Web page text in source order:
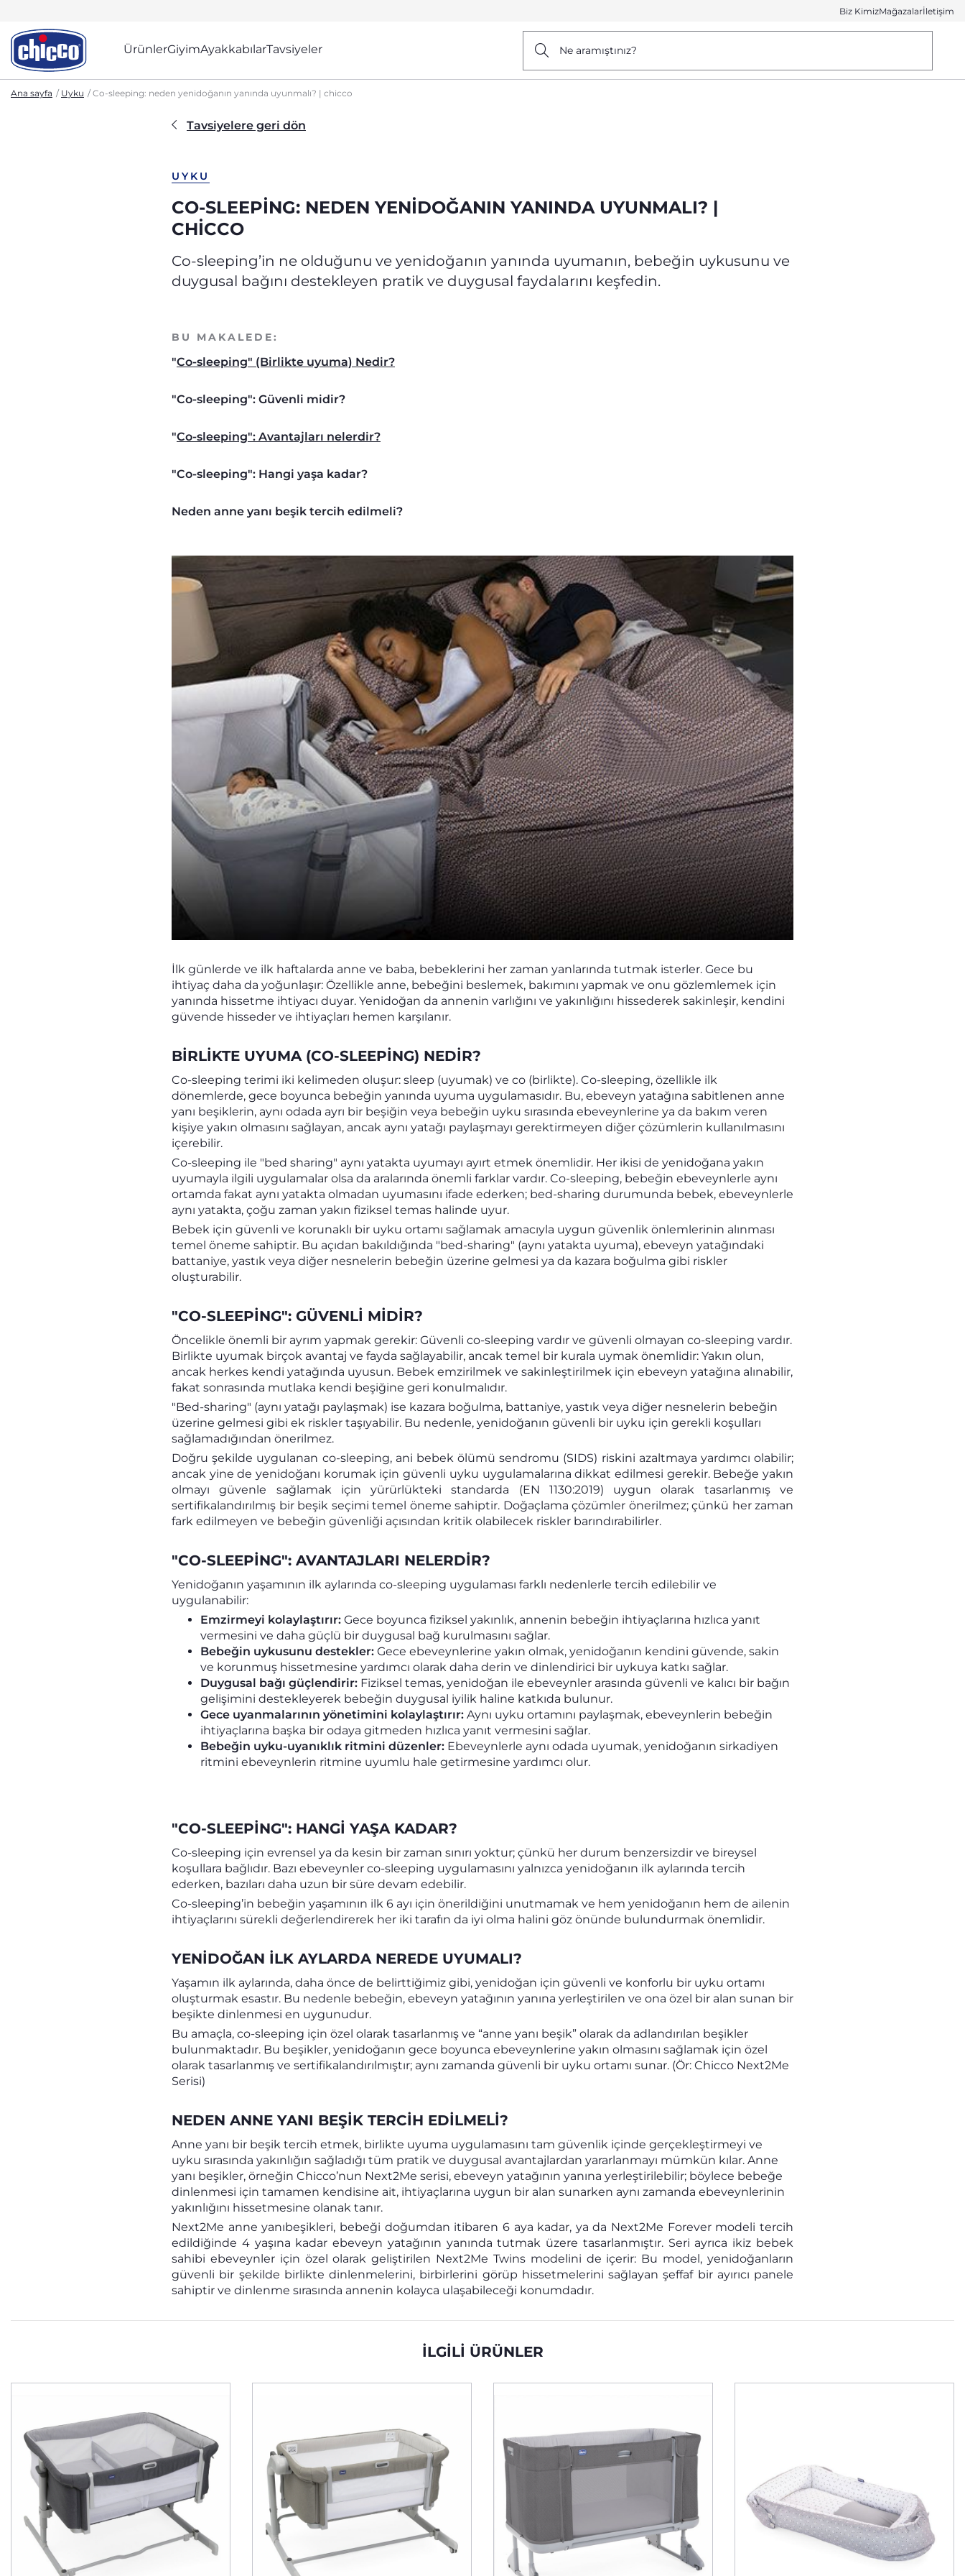
Biz KimizMağazalarİletişim
ÜrünlerGiyimAyakkabılarTavsiyeler Ne aramıştınız?
Ana sayfa Uyku Co-sleeping: neden yenidoğanın yanında uyunmalı? | chicco
Tavsiyelere geri dön
UYKU
CO-SLEEPING: NEDEN YENIDOĞANIN YANINDA UYUNMALI? |
CHICCO
Co-sleeping’in ne olduğunu ve yenidoğanın yanında uyumanın, bebeğin uykusunu ve
duygusal bağını destekleyen pratik ve duygusal faydalarını keşfedin.
BU MAKALEDE:
"Co-sleeping" (Birlikte uyuma) Nedir?
"Co-sleeping": Güvenli midir?
"Co-sleeping": Avantajları nelerdir?
"Co-sleeping": Hangi yaşa kadar?
Neden anne yanı beşik tercih edilmeli?
İlk günlerde ve ilk haftalarda anne ve baba, bebeklerini her zaman yanlarında tutmak isterler. Gece bu
ihtiyaç daha da yoğunlaşır: Özellikle anne, bebeğini beslemek, bakımını yapmak ve onu gözlemlemek için
yanında hissetme ihtiyacı duyar. Yenidoğan da annenin varlığını ve yakınlığını hissederek sakinleşir, kendini
güvende hisseder ve ihtiyaçları hemen karşılanır.
BIRLIKTE UYUMA (CO-SLEEPING) NEDIR?
Co-sleeping terimi iki kelimeden oluşur: sleep (uyumak) ve co (birlikte). Co-sleeping, özellikle ilk
dönemlerde, gece boyunca bebeğin yanında uyuma uygulamasıdır. Bu, ebeveyn yatağına sabitlenen anne
yanı beşiklerin, aynı odada ayrı bir beşiğin veya bebeğin uyku sırasında ebeveynlerine ya da bakım veren
kişiye yakın olmasını sağlayan, ancak aynı yatağı paylaşmayı gerektirmeyen diğer çözümlerin kullanılmasını
içerebilir.
Co-sleeping ile "bed sharing" aynı yatakta uyumayı ayırt etmek önemlidir. Her ikisi de yenidoğana yakın
uyumayla ilgili uygulamalar olsa da aralarında önemli farklar vardır. Co-sleeping, bebeğin ebeveynlerle aynı
ortamda fakat aynı yatakta olmadan uyumasını ifade ederken; bed-sharing durumunda bebek, ebeveynlerle
aynı yatakta, çoğu zaman yakın fiziksel temas halinde uyur.
Bebek için güvenli ve korunaklı bir uyku ortamı sağlamak amacıyla uygun güvenlik önlemlerinin alınması
temel öneme sahiptir. Bu açıdan bakıldığında "bed-sharing" (aynı yatakta uyuma), ebeveyn yatağındaki
battaniye, yastık veya diğer nesnelerin bebeğin üzerine gelmesi ya da kazara boğulma gibi riskler
oluşturabilir.
"CO-SLEEPING": GÜVENLI MIDIR?
Öncelikle önemli bir ayrım yapmak gerekir: Güvenli co-sleeping vardır ve güvenli olmayan co-sleeping vardır.
Birlikte uyumak birçok avantaj ve fayda sağlayabilir, ancak temel bir kurala uymak önemlidir: Yakın olun,
ancak herkes kendi yatağında uyusun. Bebek emzirilmek ve sakinleştirilmek için ebeveyn yatağına alınabilir,
fakat sonrasında mutlaka kendi beşiğine geri konulmalıdır.
"Bed-sharing" (aynı yatağı paylaşmak) ise kazara boğulma, battaniye, yastık veya diğer nesnelerin bebeğin
üzerine gelmesi gibi ek riskler taşıyabilir. Bu nedenle, yenidoğanın güvenli bir uyku için gerekli koşulları
sağlamadığından önerilmez.
Doğru şekilde uygulanan co-sleeping, ani bebek ölümü sendromu (SIDS) riskini azaltmaya yardımcı olabilir;
ancak yine de yenidoğanı korumak için güvenli uyku uygulamalarına dikkat edilmesi gerekir. Bebeğe yakın
olmayı güvenle sağlamak için yürürlükteki standarda (EN 1130:2019) uygun olarak tasarlanmış ve
sertifikalandırılmış bir beşik seçimi temel öneme sahiptir. Doğaçlama çözümler önerilmez; çünkü her zaman
fark edilmeyen ve bebeğin güvenliği açısından kritik olabilecek riskler barındırabilirler.
"CO-SLEEPING": AVANTAJLARI NELERDIR?
Yenidoğanın yaşamının ilk aylarında co-sleeping uygulaması farklı nedenlerle tercih edilebilir ve
uygulanabilir:
Emzirmeyi kolaylaştırır: Gece boyunca fiziksel yakınlık, annenin bebeğin ihtiyaçlarına hızlıca yanıt
vermesini ve daha güçlü bir duygusal bağ kurulmasını sağlar.
Bebeğin uykusunu destekler: Gece ebeveynlerine yakın olmak, yenidoğanın kendini güvende, sakin
ve korunmuş hissetmesine yardımcı olarak daha derin ve dinlendirici bir uykuya katkı sağlar.
Duygusal bağı güçlendirir: Fiziksel temas, yenidoğan ile ebeveynler arasında güvenli ve kalıcı bir bağın
gelişimini destekleyerek bebeğin duygusal iyilik haline katkıda bulunur.
Gece uyanmalarının yönetimini kolaylaştırır: Aynı uyku ortamını paylaşmak, ebeveynlerin bebeğin
ihtiyaçlarına başka bir odaya gitmeden hızlıca yanıt vermesini sağlar.
Bebeğin uyku-uyanıklık ritmini düzenler: Ebeveynlerle aynı odada uyumak, yenidoğanın sirkadiyen
ritmini ebeveynlerin ritmine uyumlu hale getirmesine yardımcı olur.
"CO-SLEEPING": HANGI YAŞA KADAR?
Co-sleeping için evrensel ya da kesin bir zaman sınırı yoktur; çünkü her durum benzersizdir ve bireysel
koşullara bağlıdır. Bazı ebeveynler co-sleeping uygulamasını yalnızca yenidoğanın ilk aylarında tercih
ederken, bazıları daha uzun bir süre devam edebilir.
Co-sleeping’in bebeğin yaşamının ilk 6 ayı için önerildiğini unutmamak ve hem yenidoğanın hem de ailenin
ihtiyaçlarını sürekli değerlendirerek her iki tarafın da iyi olma halini göz önünde bulundurmak önemlidir.
YENIDOĞAN ILK AYLARDA NEREDE UYUMALI?
Yaşamın ilk aylarında, daha önce de belirttiğimiz gibi, yenidoğan için güvenli ve konforlu bir uyku ortamı
oluşturmak esastır. Bu nedenle bebeğin, ebeveyn yatağının yanına yerleştirilen ve ona özel bir alan sunan bir
beşikte dinlenmesi en uygunudur.
Bu amaçla, co-sleeping için özel olarak tasarlanmış ve “anne yanı beşik” olarak da adlandırılan beşikler
bulunmaktadır. Bu beşikler, yenidoğanın gece boyunca ebeveynlerine yakın olmasını sağlamak için özel
olarak tasarlanmış ve sertifikalandırılmıştır; aynı zamanda güvenli bir uyku ortamı sunar. (Ör: Chicco Next2Me
Serisi)
NEDEN ANNE YANI BEŞIK TERCIH EDILMELI?
Anne yanı bir beşik tercih etmek, birlikte uyuma uygulamasını tam güvenlik içinde gerçekleştirmeyi ve
uyku sırasında yakınlığın sağladığı tüm pratik ve duygusal avantajlardan yararlanmayı mümkün kılar. Anne
yanı beşikler, örneğin Chicco’nun Next2Me serisi, ebeveyn yatağının yanına yerleştirilebilir; böylece bebeğe
dinlenmesi için tamamen kendisine ait, ihtiyaçlarına uygun bir alan sunarken aynı zamanda ebeveynlerinin
yakınlığını hissetmesine olanak tanır.
Next2Me anne yanıbeşikleri, bebeği doğumdan itibaren 6 aya kadar, ya da Next2Me Forever modeli tercih
edildiğinde 4 yaşına kadar ebeveyn yatağının yanında tutmak üzere tasarlanmıştır. Seri ayrıca ikiz bebek
sahibi ebeveynler için özel olarak geliştirilen Next2Me Twins modelini de içerir: Bu model, yenidoğanların
güvenli bir şekilde birlikte dinlenmelerini, birbirlerini görüp hissetmelerini sağlayan şeffaf bir ayırıcı panele
sahiptir ve dinlenme sırasında annenin kolayca ulaşabileceği konumdadır.
İLGİLİ ÜRÜNLER